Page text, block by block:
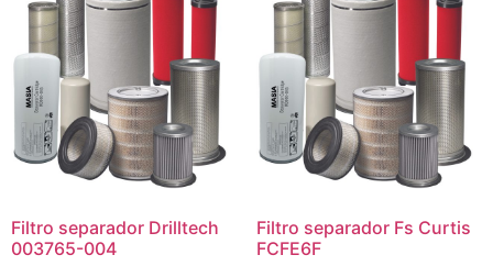
Filtro separador Drilltech
003765-004
Filtro separador Fs Curtis
FCFE6F